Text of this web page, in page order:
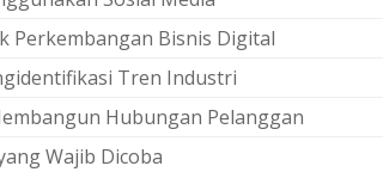
Bisnis Digital
Tren Industri
Hubungan Pelanggan
Wajib Dicoba